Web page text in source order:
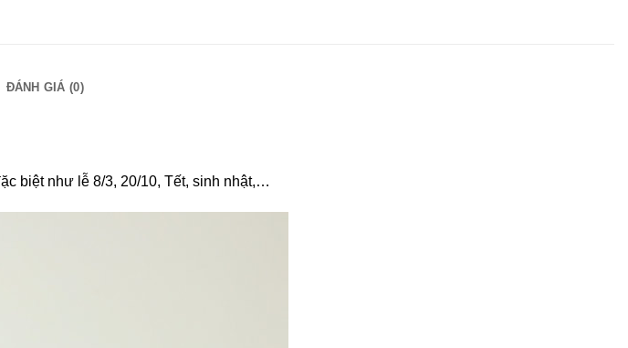
ĐÁNH GIÁ (0)
biệt như lễ 8/3, 20/10, Tết, sinh nhật,…